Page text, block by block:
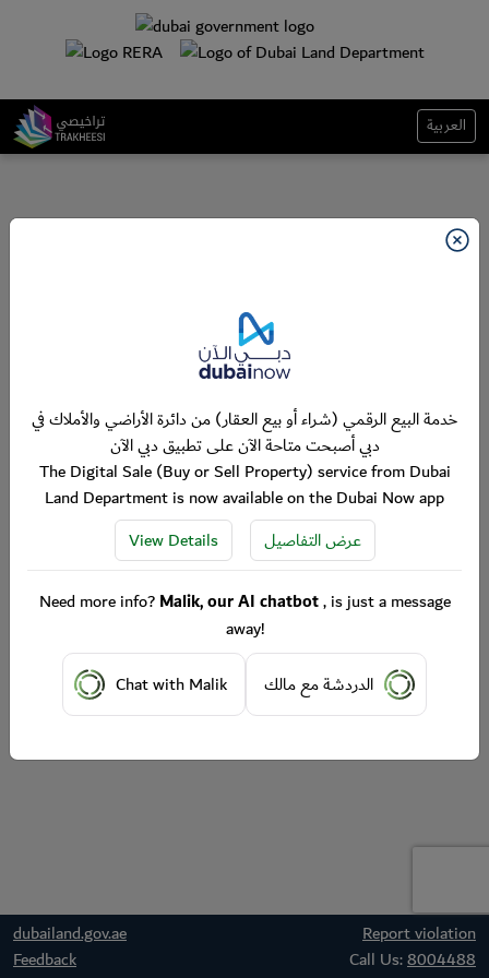
العربية
dubailand.gov.ae
Report violation
Feedback
Call Us:8004488
خدمة البيع الرقمي (شراء أو بيع العقار) من دائرة الأراضي والأملاك في
دبي أصبحت متاحة الآن على تطبيق دبي الآن
The Digital Sale (Buy or Sell Property) service from Dubai
Land Department is now available on the Dubai Now app
View Details
عرض التفاصيل
Need more info?Malik, our AI chatbot, is just a message
away!
Chat with Malik
الدردشة مع مالك